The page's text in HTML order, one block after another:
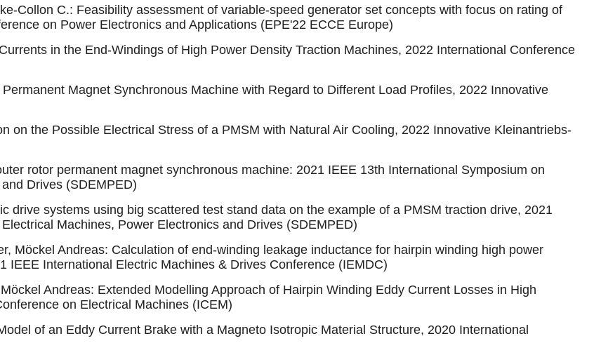
Collon C.: Feasibility assessment of variable-speed generator set concepts with focus on rating of
on Power Electronics and Applications (EPE'22 ECCE Europe)
in the End-Windings of High Power Density Traction Machines, 2022 International Conference
Magnet Synchronous Machine with Regard to Different Load Profiles, 2022 Innovative
on the Possible Electrical Stress of a PMSM with Natural Air Cooling, 2022 Innovative Kleinantriebs-
rotor permanent magnet synchronous machine: 2021 IEEE 13th International Symposium on
Drives (SDEMPED)
drive systems using big scattered test stand data on the example of a PMSM traction drive, 2021
Machines, Power Electronics and Drives (SDEMPED)
Möckel Andreas: Calculation of end-winding leakage inductance for hairpin winding high power
IEEE International Electric Machines & Drives Conference (IEMDC)
Andreas: Extended Modelling Approach of Hairpin Winding Eddy Current Losses in High
on Electrical Machines (ICEM)
of an Eddy Current Brake with a Magneto Isotropic Material Structure, 2020 International